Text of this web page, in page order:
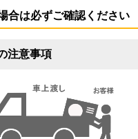
合は必ずご確認ください
注意事項